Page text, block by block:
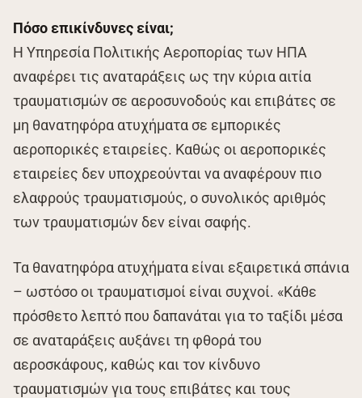
Πόσο επικίνδυνες είναι;
Η Υπηρεσία Πολιτικής Αεροπορίας των ΗΠΑ
αναφέρει τις αναταράξεις ως την κύρια αιτία
τραυματισμών σε αεροσυνοδούς και επιβάτες σε
μη θανατηφόρα ατυχήματα σε εμπορικές
αεροπορικές εταιρείες. Καθώς οι αεροπορικές
εταιρείες δεν υποχρεούνται να αναφέρουν πιο
ελαφρούς τραυματισμούς, ο συνολικός αριθμός
των τραυματισμών δεν είναι σαφής.
Τα θανατηφόρα ατυχήματα είναι εξαιρετικά σπάνια
– ωστόσο οι τραυματισμοί είναι συχνοί. «Κάθε
πρόσθετο λεπτό που δαπανάται για το ταξίδι μέσα
σε αναταράξεις αυξάνει τη φθορά του
αεροσκάφους, καθώς και τον κίνδυνο
τραυματισμών για τους επιβάτες και τους